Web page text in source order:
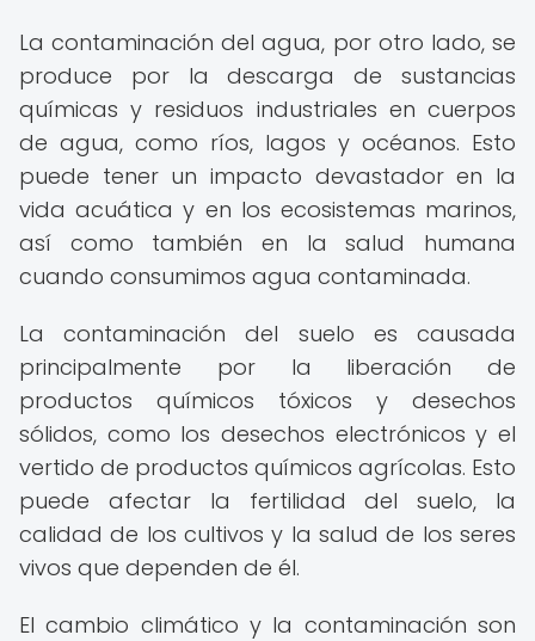
La contaminación del agua, por otro lado, se
produce por la descarga de sustancias
químicas y residuos industriales en cuerpos
de agua, como ríos, lagos y océanos. Esto
puede tener un impacto devastador en la
vida acuática y en los ecosistemas marinos,
así como también en la salud humana
cuando consumimos agua contaminada.
La contaminación del suelo es causada
principalmente por la liberación de
productos químicos tóxicos y desechos
sólidos, como los desechos electrónicos y el
vertido de productos químicos agrícolas. Esto
puede afectar la fertilidad del suelo, la
calidad de los cultivos y la salud de los seres
vivos que dependen de él.
El cambio climático y la contaminación son